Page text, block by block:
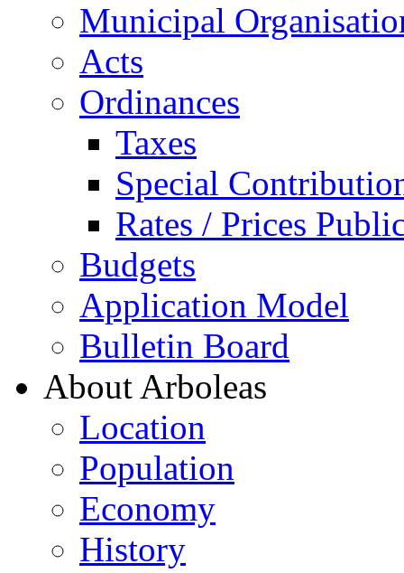
Municipal
Acts
Ordinances
Taxes
Special
Rates / Prices
Budgets
Application Model
Bulletin Board
About Arboleas
Location
Population
Economy
History